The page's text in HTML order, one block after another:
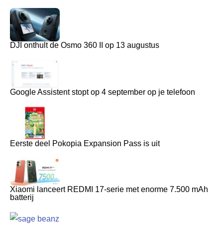
DJI onthult de Osmo 360 II op 13 augustus
Google Assistent stopt op 4 september op je telefoon
Eerste deel Pokopia Expansion Pass is uit
Xiaomi lanceert REDMI 17-serie met enorme 7.500 mAh
batterij